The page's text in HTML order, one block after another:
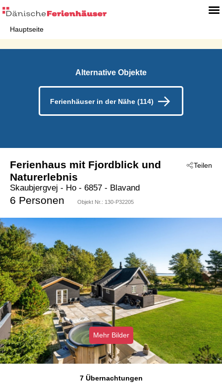
Hauptseite
Alternative Objekte
Ferienhäuser in der Nähe (114)
Teilen
Ferienhaus mit Fjordblick und
Naturerlebnis
Skaubjergvej - Ho - 6857 - Blavand
6 Personen Objekt Nr.: 130-P32205
Mehr Bilder
7 Übernachtungen